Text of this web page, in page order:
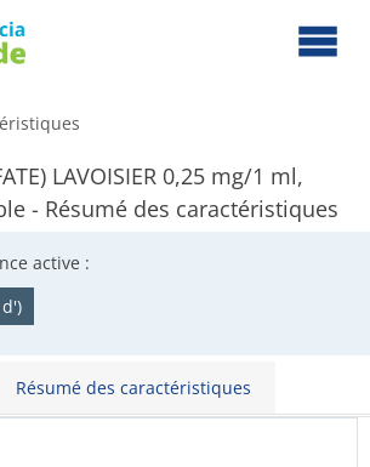
LAVOISIER 0,25 mg/1 ml,
- Résumé des caractéristiques
active :
Résumé des caractéristiques